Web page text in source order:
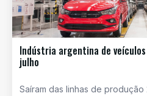
Indústria argentina de
julho
Saíram das linhas de